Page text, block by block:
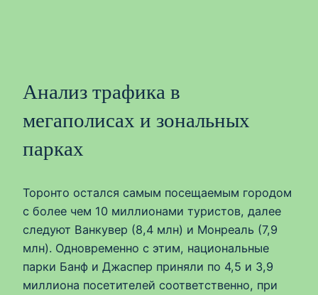
Анализ трафика в
мегаполисах и зональных
парках
Торонто остался самым посещаемым городом
с более чем 10 миллионами туристов, далее
следуют Ванкувер (8,4 млн) и Монреаль (7,9
млн). Одновременно с этим, национальные
парки Банф и Джаспер приняли по 4,5 и 3,9
миллиона посетителей соответственно, при